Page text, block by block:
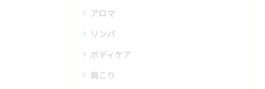
アロマ
リンパ
ボディケア
肩こり